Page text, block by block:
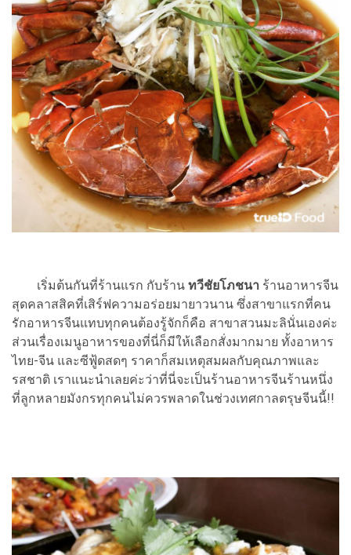
เริ่มต้นกันที่ร้านแรก กับร้าน ทวีชัยโภชนา ร้านอาหารจีน
สุดคลาสสิคที่เสิร์ฟความอร่อยมายาวนาน ซึ่งสาขาแรกที่คน
รักอาหารจีนแทบทุกคนต้องรู้จักก็คือ สาขาสวนมะลินั่นเองค่ะ
ส่วนเรื่องเมนูอาหารของที่นี่ก็มีให้เลือกสั่งมากมาย ทั้งอาหาร
ไทย-จีน และซีฟู้ดสดๆ ราคาก็สมเหตุสมผลกับคุณภาพและ
รสชาติ เราแนะนำเลยค่ะว่าที่นี่จะเป็นร้านอาหารจีนร้านหนึ่ง
ที่ลูกหลายมังกรทุกคนไม่ควรพลาดในช่วงเทศกาลตรุษจีนนี้!!